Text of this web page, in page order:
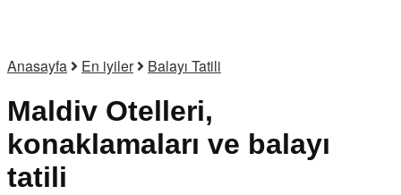
Anasayfa En iyiler Balayı Tatili
Maldiv Otelleri,
konaklamaları ve balayı
tatili